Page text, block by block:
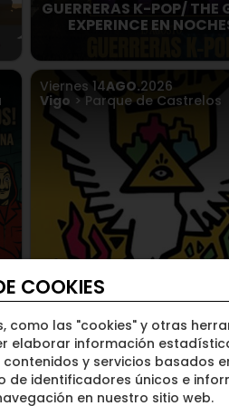
COOKIES
como las "cookies" y otras
elaborar información
y servicios basados
de identificadores únicos e
en nuestro sitio web.
GUERRERAS K-POP/ THE
EXPERINCE EN
Viernes 14AGO.2026
Vigo > Parque de Castrelos
Viva Suecia no incluye
1.63€
Sábado15AGO.2026
Sevilla> Sala Even